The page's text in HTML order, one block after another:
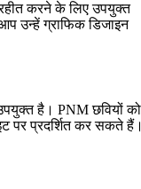
करने के लिए उपयुक्त
उन्हें ग्राफिक डिजाइन
है। PNM छवियों को
पर प्रदर्शित कर सकते